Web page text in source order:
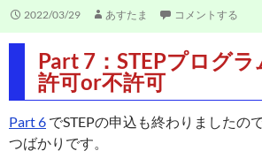
2022/03/29 あすたま コメントする
Part 7：STEPプログ
許可or不許可
Part 6 でSTEPの申込も終わりましたの
つばかりです。